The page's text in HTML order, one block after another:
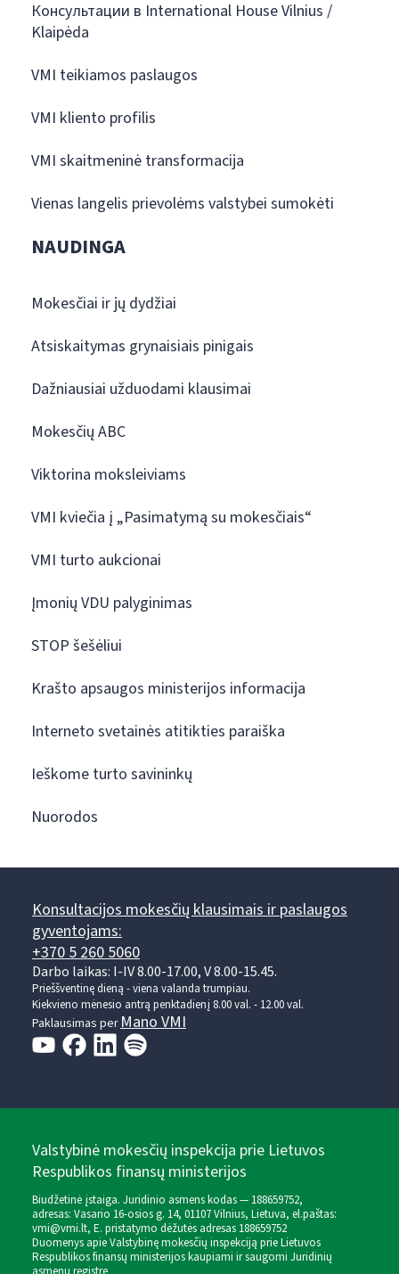
Консультации в International House Vilnius /
Klaipėda
VMI teikiamos paslaugos
VMI kliento profilis
VMI skaitmeninė transformacija
Vienas langelis prievolėms valstybei sumokėti
NAUDINGA
Mokesčiai ir jų dydžiai
Atsiskaitymas grynaisiais pinigais
Dažniausiai užduodami klausimai
Mokesčių ABC
Viktorina moksleiviams
VMI kviečia į „Pasimatymą su mokesčiais“
VMI turto aukcionai
Įmonių VDU palyginimas
STOP šešėliui
Krašto apsaugos ministerijos informacija
Interneto svetainės atitikties paraiška
Ieškome turto savininkų
Nuorodos
Konsultacijos mokesčių klausimais ir paslaugos
gyventojams:
+370 5 260 5060
Darbo laikas: I-IV 8.00-17.00, V 8.00-15.45.
Prieššventinę dieną - viena valanda trumpiau.
Kiekvieno mėnesio antrą penktadienį 8.00 val. - 12.00 val.
Paklausimas perMano VMI
Valstybinė mokesčių inspekcija prie Lietuvos
Respublikos finansų ministerijos
Biudžetinė įstaiga. Juridinio asmens kodas — 188659752,
adresas: Vasario 16-osios g. 14, 01107 Vilnius, Lietuva, el.paštas:
vmi@vmi.lt, E. pristatymo dėžutės adresas 188659752
Duomenys apie Valstybinę mokesčių inspekciją prie Lietuvos
Respublikos finansų ministerijos kaupiami ir saugomi Juridinių